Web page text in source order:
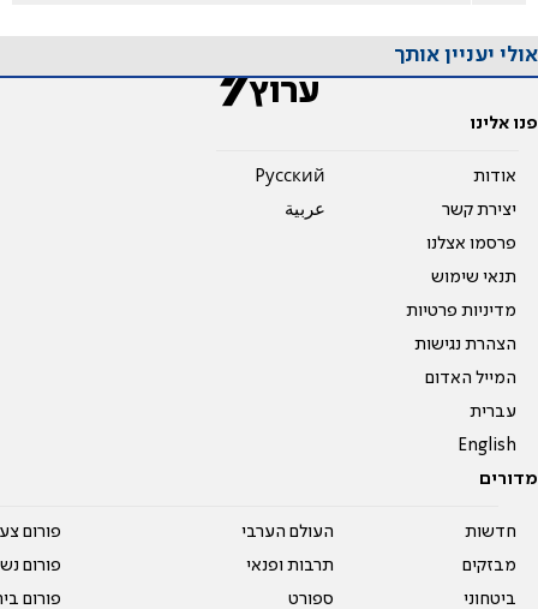
אולי יעניין אותך
פנו אלינו
אודות
יצירת קשר
פרסמו אצלנו
תנאי שימוש
מדיניות פרטיות
הצהרת נגישות
המייל האדום
עברית
English
Pусский
عربية
מדורים
חדשות
מבזקים
ביטחוני
העולם הערבי
תרבות ופנאי
ספורט
פורום
פורום
פורום